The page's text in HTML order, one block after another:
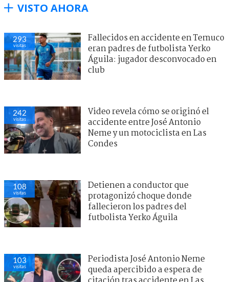
VISTO AHORA
293
visitas
Fallecidos en accidente en Temuco
eran padres de futbolista Yerko
Águila: jugador desconvocado en
club
242
visitas
Video revela cómo se originó el
accidente entre José Antonio
Neme y un motociclista en Las
Condes
108
visitas
Detienen a conductor que
protagonizó choque donde
fallecieron los padres del
futbolista Yerko Águila
103
visitas
Periodista José Antonio Neme
queda apercibido a espera de